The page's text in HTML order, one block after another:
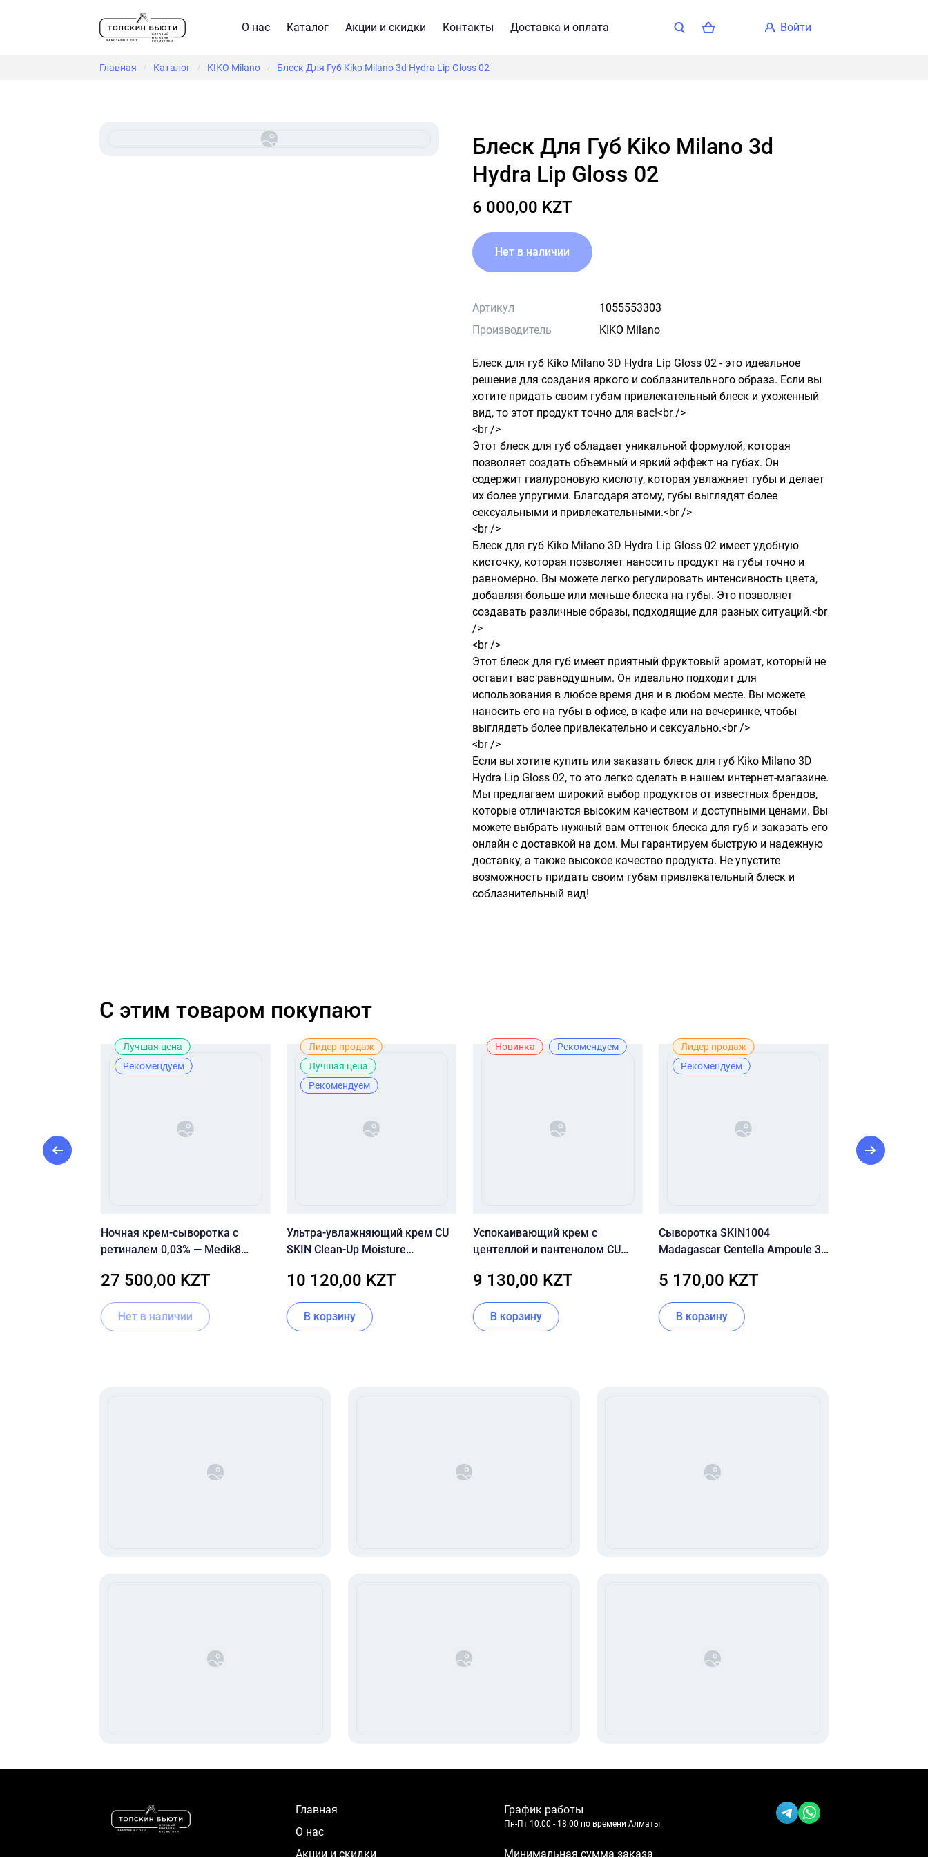
О нас Каталог Акции и скидки Контакты Доставка и оплата войти
Главная / Каталог / KIKO Milano / Блеск Для Губ Kiko Milano 3d Hydra Lip Gloss 02
Блеск Для Губ Kiko Milano 3d
Hydra Lip Gloss 02
6 000,00 KZT
Нет в наличии
Артикул
1055553303
Производитель
KIKO Milano
Блеск для губ Kiko Milano 3D Hydra Lip Gloss 02 - это идеальное
решение для создания яркого и соблазнительного образа. Если вы
хотите придать своим губам привлекательный блеск и ухоженный
вид, то этот продукт точно для вас!<br />
<br />
Этот блеск для губ обладает уникальной формулой, которая
позволяет создать объемный и яркий эффект на губах. Он
содержит гиалуроновую кислоту, которая увлажняет губы и делает
их более упругими. Благодаря этому, губы выглядят более
сексуальными и привлекательными.<br />
<br />
Блеск для губ Kiko Milano 3D Hydra Lip Gloss 02 имеет удобную
кисточку, которая позволяет наносить продукт на губы точно и
равномерно. Вы можете легко регулировать интенсивность цвета,
добавляя больше или меньше блеска на губы. Это позволяет
создавать различные образы, подходящие для разных ситуаций.<br
/>
<br />
Этот блеск для губ имеет приятный фруктовый аромат, который не
оставит вас равнодушным. Он идеально подходит для
использования в любое время дня и в любом месте. Вы можете
наносить его на губы в офисе, в кафе или на вечеринке, чтобы
выглядеть более привлекательно и сексуально.<br />
<br />
Если вы хотите купить или заказать блеск для губ Kiko Milano 3D
Hydra Lip Gloss 02, то это легко сделать в нашем интернет-магазине.
Мы предлагаем широкий выбор продуктов от известных брендов,
которые отличаются высоким качеством и доступными ценами. Вы
можете выбрать нужный вам оттенок блеска для губ и заказать его
онлайн с доставкой на дом. Мы гарантируем быструю и надежную
доставку, а также высокое качество продукта. Не упустите
возможность придать своим губам привлекательный блеск и
соблазнительный вид!
C этим товаром покупают
Лучшая цена
Рекомендуем
Ночная крем-сыворотка с
ретиналем 0,03% — Medik8
27 500,00 KZT
Нет в наличии
Лидер продаж
Лучшая цена
Рекомендуем
Ультра-увлажняющий крем CU
SKIN Clean-Up Moisture
10 120,00 KZT
В корзину
Новинка Рекомендуем
Успокаивающий крем с
центеллой и пантенолом CU
Madeca Cream 70 мл
9 130,00 KZT
В корзину
Лидер продаж
Рекомендуем
Сыворотка SKIN1004
Madagascar Centella Ampoule 30
5 170,00 KZT
В корзину
Главная
О нас
Акции и скидки
График работы
Пн-Пт 10:00 - 18:00 по времени Алматы
Минимальная сумма заказа